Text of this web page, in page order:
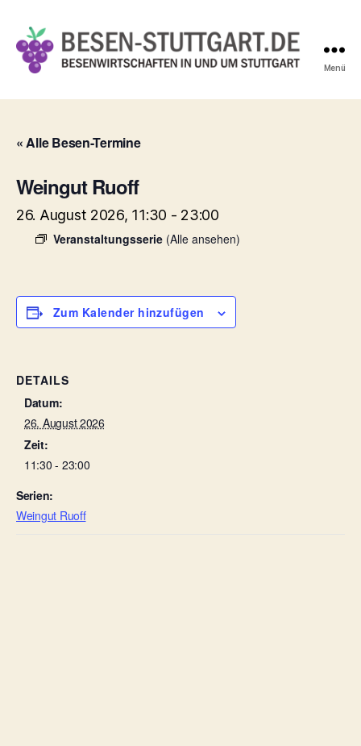
Stuttgart.de
Menü
« Alle Besen-Termine
Weingut Ruoff
26. August 2026, 11:30 - 23:00
Veranstaltungsserie (Alle ansehen)
Zum Kalender hinzufügen
DETAILS
Datum:
26. August 2026
Zeit:
11:30 - 23:00
Serien:
Weingut Ruoff